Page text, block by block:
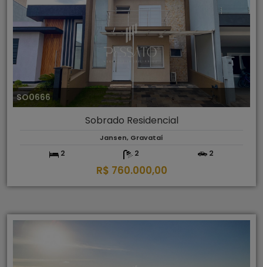
SO0666
Sobrado Residencial
Jansen, Gravataí
2 2 2
R$ 760.000,00